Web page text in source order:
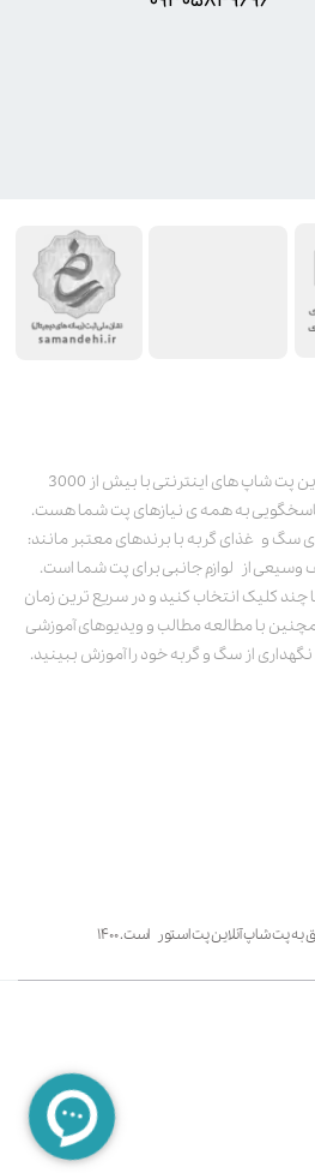
پت استور به عنوان یکی از قدیمی‌ترین پت شاپ های اینترنتی با بیش از 3000
پاسخگویی به همه ی نیازهای پت شما هست.
سگ و غذای گربه با برندهای معتبر مانند:
وسیعی از لوازم جانبی برای پت شما است.
چند کلیک انتخاب کنید و در سریع ترین زمان
با مطالعه مطالب و ویدیوهای آموزشی
از سگ و گربه خود را آموزش ببینید.
پت شاپ آنلاین پت استور است. ۱۴۰۰